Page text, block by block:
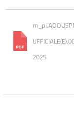
2025